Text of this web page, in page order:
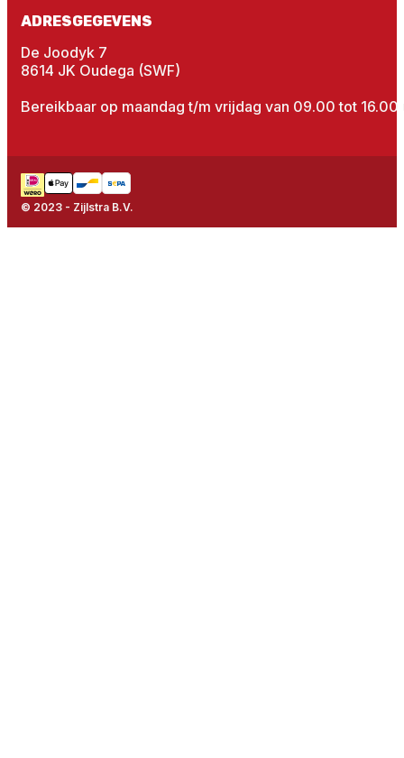
ADRESGEGEVENS
De Joodyk 7
8614 JK Oudega (SWF)
Bereikbaar op maandag t/m vrijdag van 09.00 tot 16.00
© 2023 - Zijlstra B.V.